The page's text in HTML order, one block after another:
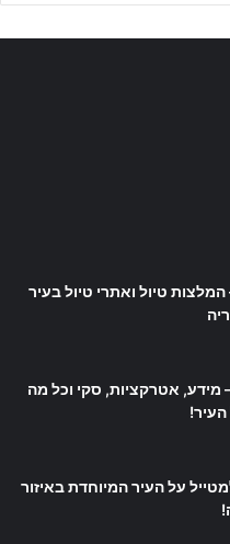
טיול ואתרי טיול בעיר
– מידע, אטרקציות, סקי וכל מה
על העיר המיוחדת באיזור